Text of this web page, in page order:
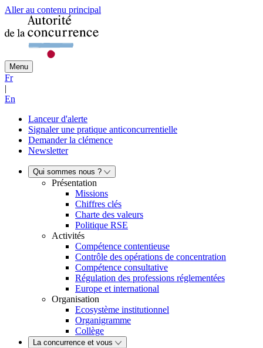
Aller au contenu principal
Menu
Fr
|
En
Lanceur d'alerte
Signaler une pratique anticoncurrentielle
Demander la clémence
Newsletter
Qui sommes nous ?
Présentation
Missions
Chiffres clés
Charte des valeurs
Politique RSE
Activités
Compétence contentieuse
Contrôle des opérations de concentration
Compétence consultative
Régulation des professions réglementées
Europe et international
Organisation
Ecosystème institutionnel
Organigramme
Collège
La concurrence et vous